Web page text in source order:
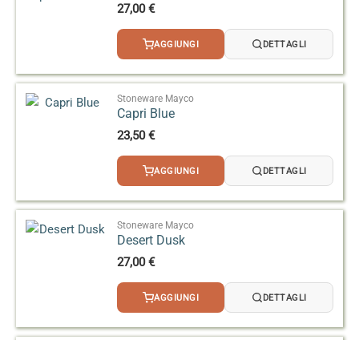
27,00€
AGGIUNGI DETTAGLI
Stoneware Mayco
Capri Blue
23,50€
AGGIUNGI DETTAGLI
Stoneware Mayco
Desert Dusk
27,00€
AGGIUNGI DETTAGLI